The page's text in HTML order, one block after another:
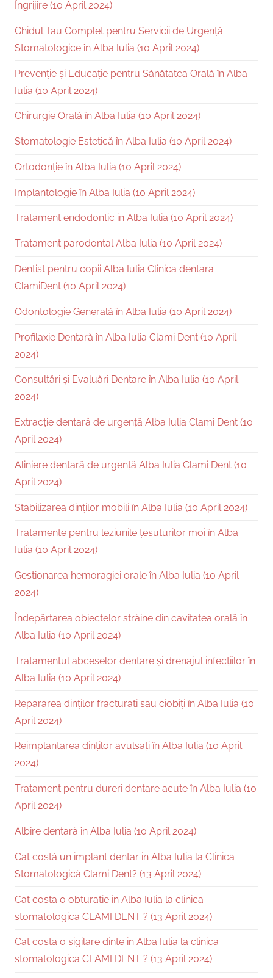
Îngrijire (10 April 2024)
Ghidul Tau Complet pentru Servicii de Urgență
Stomatologice în Alba Iulia (10 April 2024)
Prevenție și Educație pentru Sănătatea Orală în Alba
Iulia (10 April 2024)
Chirurgie Orală în Alba Iulia (10 April 2024)
Stomatologie Estetică în Alba Iulia (10 April 2024)
Ortodonție în Alba Iulia (10 April 2024)
Implantologie în Alba Iulia (10 April 2024)
Tratament endodontic in Alba Iulia (10 April 2024)
Tratament parodontal Alba Iulia (10 April 2024)
Dentist pentru copii Alba Iulia Clinica dentara
ClamiDent (10 April 2024)
Odontologie Generală în Alba Iulia (10 April 2024)
Profilaxie Dentară în Alba Iulia Clami Dent (10 April
2024)
Consultări și Evaluări Dentare în Alba Iulia (10 April
2024)
Extracție dentară de urgență Alba Iulia Clami Dent (10
April 2024)
Aliniere dentară de urgență Alba Iulia Clami Dent (10
April 2024)
Stabilizarea dinților mobili în Alba Iulia (10 April 2024)
Tratamente pentru leziunile țesuturilor moi în Alba
Iulia (10 April 2024)
Gestionarea hemoragiei orale în Alba Iulia (10 April
2024)
Îndepărtarea obiectelor străine din cavitatea orală în
Alba Iulia (10 April 2024)
Tratamentul abceselor dentare și drenajul infecțiilor în
Alba Iulia (10 April 2024)
Repararea dinților fracturați sau ciobiți în Alba Iulia (10
April 2024)
Reimplantarea dinților avulsați în Alba Iulia (10 April
2024)
Tratament pentru dureri dentare acute în Alba Iulia (10
April 2024)
Albire dentară în Alba Iulia (10 April 2024)
Cat costă un implant dentar in Alba Iulia la Clinica
Stomatologică Clami Dent? (13 April 2024)
Cat costa o obturatie in Alba Iulia la clinica
stomatologica CLAMI DENT ? (13 April 2024)
Cat costa o sigilare dinte in Alba Iulia la clinica
stomatologica CLAMI DENT ? (13 April 2024)